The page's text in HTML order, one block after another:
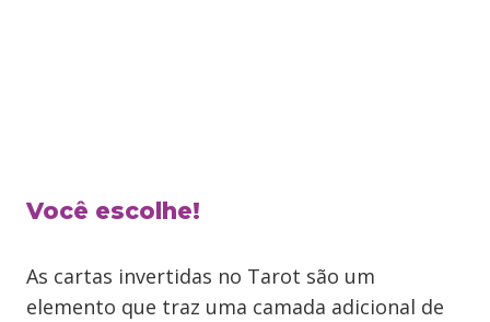
Você escolhe!
As cartas invertidas no Tarot são um
elemento que traz uma camada adicional de